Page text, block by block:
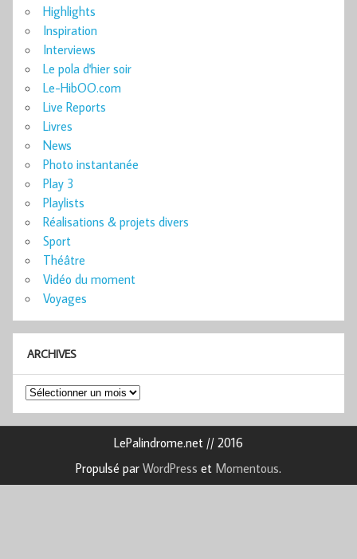
Highlights
Inspiration
Interviews
Le pola d'hier soir
Le-HibOO.com
Live Reports
Livres
News
Photo instantanée
Play 3
Playlists
Réalisations & projets divers
Sport
Théâtre
Vidéo du moment
Voyages
ARCHIVES
Archives
LePalindrome.net // 2016
Propulsé par WordPress et Momentous.